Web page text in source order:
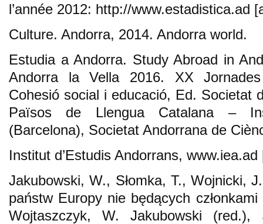
l’année 2012: http://www.estadistica.ad
Culture. Andorra, 2014. Andorra world.
Estudia a Andorra. Study Abroad in
Andorra la Vella 2016. XX Jornades
Cohesió social i educació, Ed. Societat
Països de Llengua Catalana –
(Barcelona), Societat Andorrana de
Institut d’Estudis Andorrans,
Jakubowski, W., Słomka, T., Wojnicki,
państw Europy nie będących
Wojtaszczyk, W. Jakubowski (red.),